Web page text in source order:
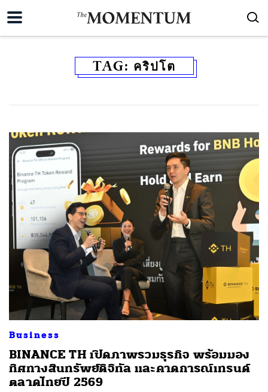
TAG: คริปโต
Business
BINANCE TH เปิดภาพรวมธุรกิจ พร้อมมอง
ทิศทางสินทรัพย์ดิจิทัล และคาดการณ์เทรนด์
ตลาดไทยปี 2569